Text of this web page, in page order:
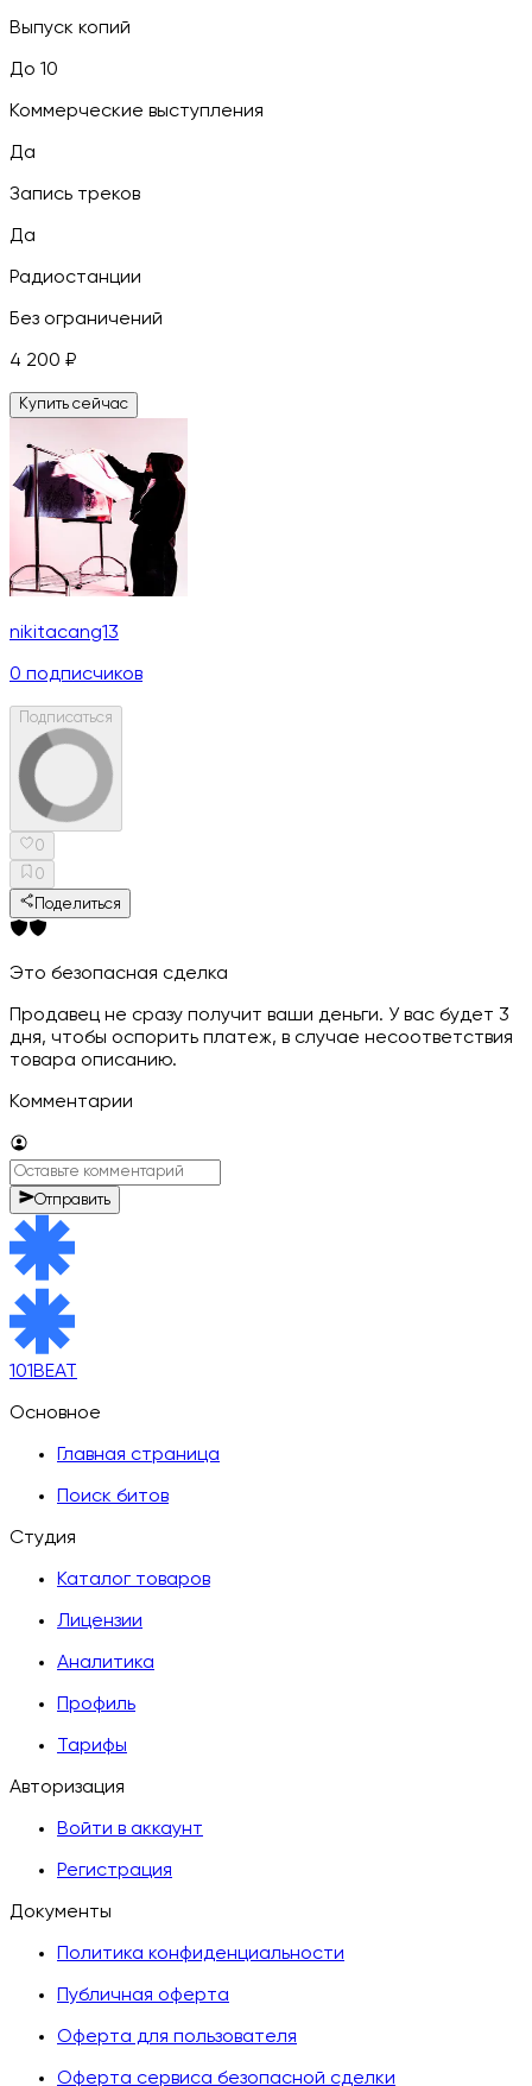
Выпуск копий
До 10
Коммерческие выступления
Да
Запись треков
Да
Радиостанции
Без ограничений
4 200 ₽
Купить сейчас
nikitacang13
0 подписчиков
Подписаться
0
0
Поделиться
Это безопасная сделка
Продавец не сразу получит ваши деньги. У вас будет 3
дня, чтобы оспорить платеж, в случае несоответствия
товара описанию.
Комментарии
Отправить
101BEAT
Основное
Главная страница
Поиск битов
Студия
Каталог товаров
Лицензии
Аналитика
Профиль
Тарифы
Авторизация
Войти в аккаунт
Регистрация
Документы
Политика конфиденциальности
Публичная оферта
Оферта для пользователя
Оферта сервиса безопасной сделки